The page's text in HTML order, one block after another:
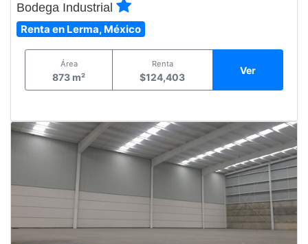
Bodega Industrial
Renta en Lerma, México
Área
873 m²
Renta
$124,403
Ver